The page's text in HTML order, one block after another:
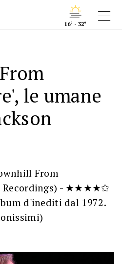
16° - 32°
le umane
From
Recordings) - ★★★★✩
d'inediti dal 1972.